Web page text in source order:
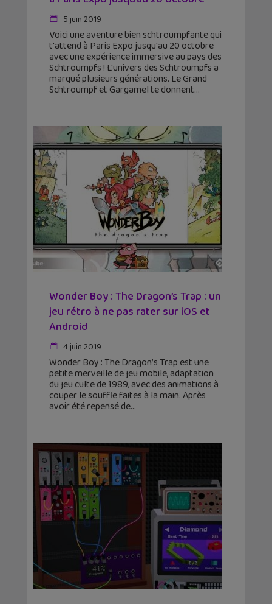
5 juin 2019
Voici une aventure bien schtroumpfante qui
t'attend à Paris Expo jusqu'au 20 octobre
avec une expérience immersive au pays des
Schtroumpfs ! L'univers des Schtroumpfs a
marqué plusieurs générations. Le Grand
Schtroumpf et Gargamel te donnent
Wonder Boy : The Dragon’s Trap : un
jeu rétro à ne pas rater sur iOS et
Android
4 juin 2019
Wonder Boy : The Dragon’s Trap est une
petite merveille de jeu mobile, adaptation
du jeu culte de 1989, avec des animations à
couper le souffle faites à la main. Après
avoir été repensé de